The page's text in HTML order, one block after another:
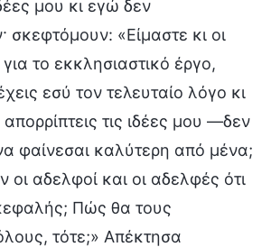
μου κι εγώ δεν
σκεφτόμουν: «Είμαστε κι οι
το εκκλησιαστικό έργο,
εσύ τον τελευταίο λόγο κι
τις ιδέες μου —δεν
φαίνεσαι καλύτερη από μένα;
οι αδελφοί και οι αδελφές ότι
Πώς θα τους
τότε;» Απέκτησα